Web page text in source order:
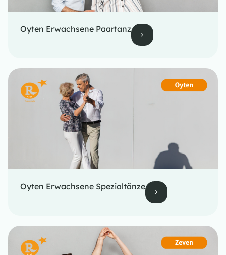
Oyten Erwachsene Paartanz
Oyten Erwachsene Spezialtänze